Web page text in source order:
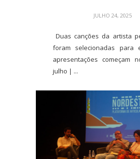
JULHO 24, 2025
Duas canções da artista
foram selecionadas para
apresentações começam
julho | ...